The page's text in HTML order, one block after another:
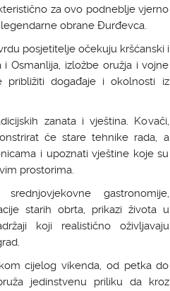
za ovo podneblje vjerno
obrane Đurđevca.
posjetitelje očekuju kršćanski i
Osmanlija, izložbe oružja i vojne
približiti događaje i okolnosti iz
zanata i vještina. Kovači,
će stare tehnike rada, a
i upoznati vještine koje su
prostorima.
gastronomije,
starih obrta, prikazi života u
koji realistično oživljavaju
cijelog vikenda, od petka do
jedinstvenu priliku da kroz